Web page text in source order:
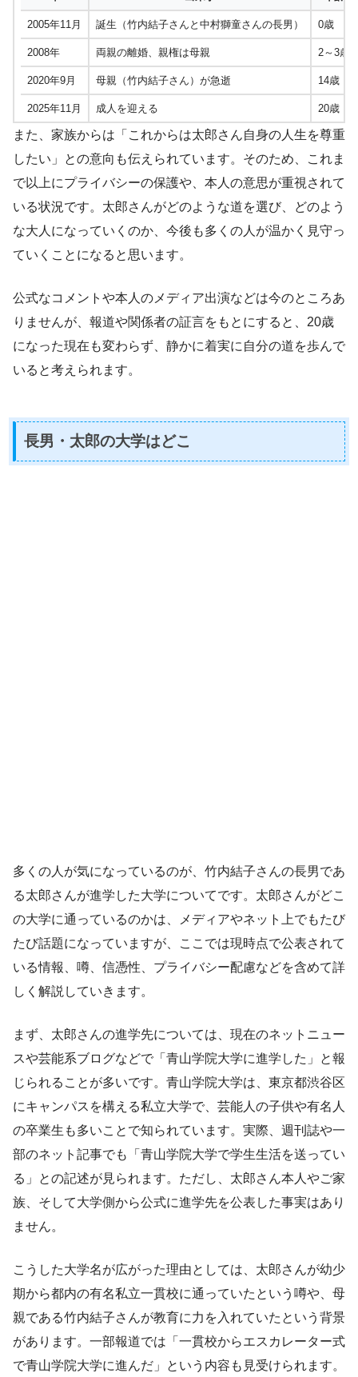
2005年11月 誕生（竹内結子さんと中村獅童さんの長男） 0歳
2008年 両親の離婚、親権は母親 2～3歳
2020年9月 母親（竹内結子さん）が急逝 14歳
2025年11月 成人を迎える 20歳
また、家族からは「これからは太郎さん自身の人生を尊重
したい」との意向も伝えられています。そのため、これま
で以上にプライバシーの保護や、本人の意思が重視されて
いる状況です。太郎さんがどのような道を選び、どのよう
な大人になっていくのか、今後も多くの人が温かく見守っ
ていくことになると思います。
公式なコメントや本人のメディア出演などは今のところあ
りませんが、報道や関係者の証言をもとにすると、20歳
になった現在も変わらず、静かに着実に自分の道を歩んで
いると考えられます。
長男・太郎の大学はどこ
多くの人が気になっているのが、竹内結子さんの長男であ
る太郎さんが進学した大学についてです。太郎さんがどこ
の大学に通っているのかは、メディアやネット上でもたび
たび話題になっていますが、ここでは現時点で公表されて
いる情報、噂、信憑性、プライバシー配慮などを含めて詳
しく解説していきます。
まず、太郎さんの進学先については、現在のネットニュー
スや芸能系ブログなどで「青山学院大学に進学した」と報
じられることが多いです。青山学院大学は、東京都渋谷区
にキャンパスを構える私立大学で、芸能人の子供や有名人
の卒業生も多いことで知られています。実際、週刊誌や一
部のネット記事でも「青山学院大学で学生生活を送ってい
る」との記述が見られます。ただし、太郎さん本人やご家
族、そして大学側から公式に進学先を公表した事実はあり
ません。
こうした大学名が広がった理由としては、太郎さんが幼少
期から都内の有名私立一貫校に通っていたという噂や、母
親である竹内結子さんが教育に力を入れていたという背景
があります。一部報道では「一貫校からエスカレーター式
で青山学院大学に進んだ」という内容も見受けられます。